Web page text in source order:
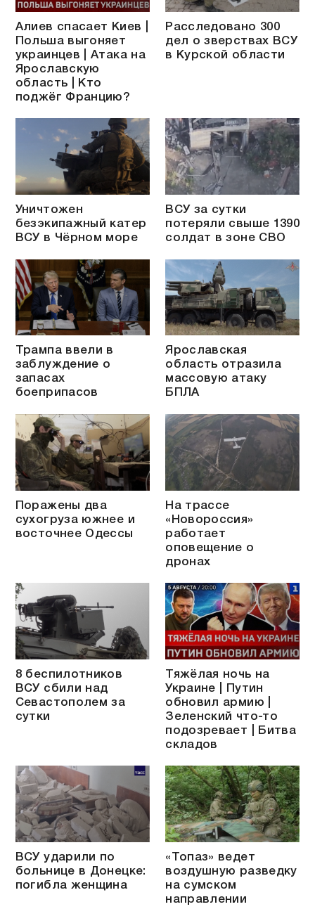
Алиев спасает Киев |
Польша выгоняет
украинцев | Атака на
Ярославскую
область | Кто
поджёг Францию?
Расследовано 300
дел о зверствах ВСУ
в Курской области
Уничтожен
безэкипажный катер
ВСУ в Чёрном море
ВСУ за сутки
потеряли свыше 1390
солдат в зоне СВО
Трампа ввели в
заблуждение о
запасах
боеприпасов
Ярославская
область отразила
массовую атаку
БПЛА
Поражены два
сухогруза южнее и
восточнее Одессы
На трассе
«Новороссия»
работает
оповещение о
дронах
8 беспилотников
ВСУ сбили над
Севастополем за
сутки
Тяжёлая ночь на
Украине | Путин
обновил армию |
Зеленский что-то
подозревает | Битва
складов
ВСУ ударили по
больнице в Донецке:
погибла женщина
«Топаз» ведет
воздушную разведку
на сумском
направлении